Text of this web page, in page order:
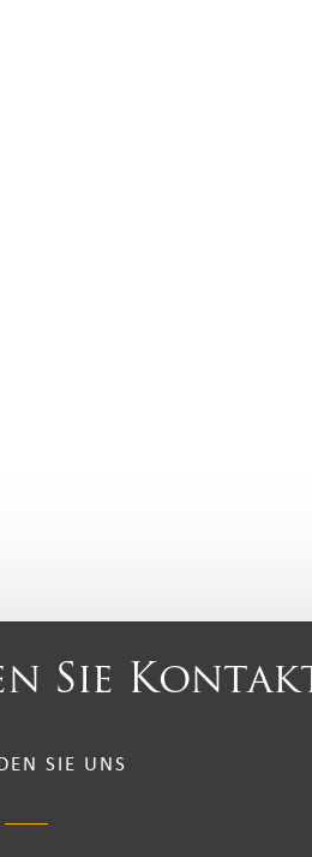
Sie
SIE UNS